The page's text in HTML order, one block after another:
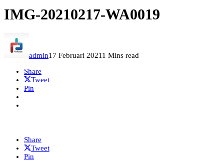
IMG-20210217-WA0019
admin17 Februari 20211 Mins read
Share
Tweet
Pin
Share
Tweet
Pin